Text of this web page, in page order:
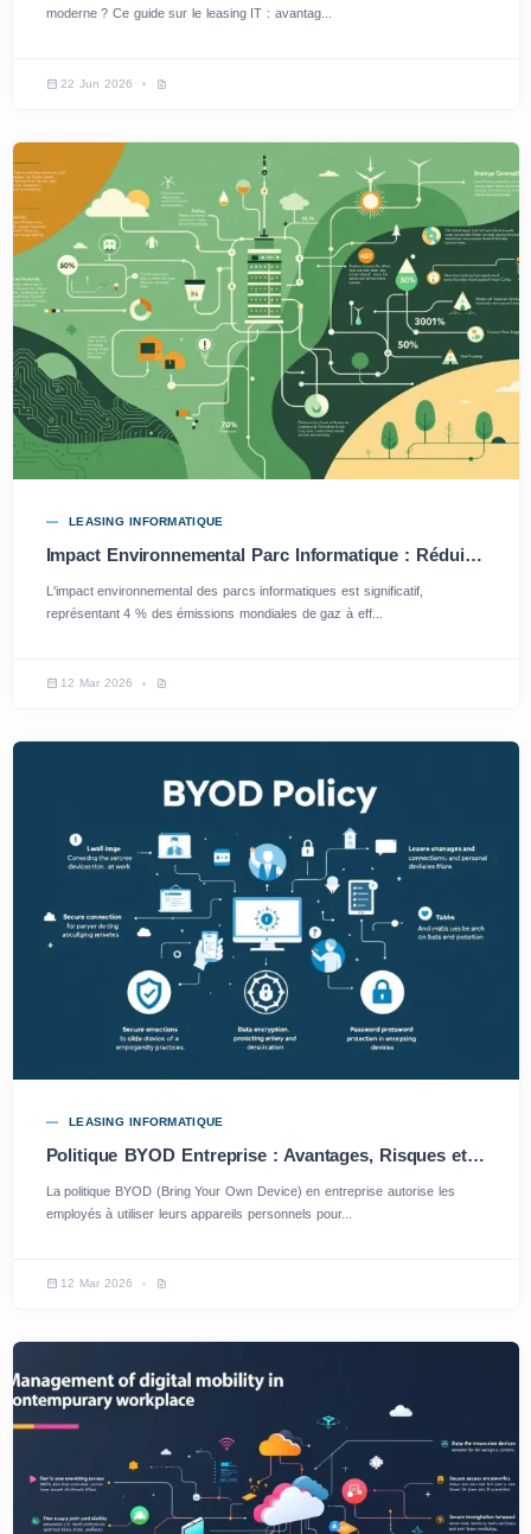
moderne ? Ce guide sur le leasing IT : avantag...
22 Jun 2026
LEASING INFORMATIQUE
Impact Environnemental Parc Informatique : Réduire Votre Empreinte Numérique
L'impact environnemental des parcs informatiques est significatif,
représentant 4 % des émissions mondiales de gaz à eff...
12 Mar 2026
LEASING INFORMATIQUE
Politique BYOD Entreprise : Avantages, Risques et Bonnes Pratiques
La politique BYOD (Bring Your Own Device) en entreprise autorise les
employés à utiliser leurs appareils personnels pour...
12 Mar 2026